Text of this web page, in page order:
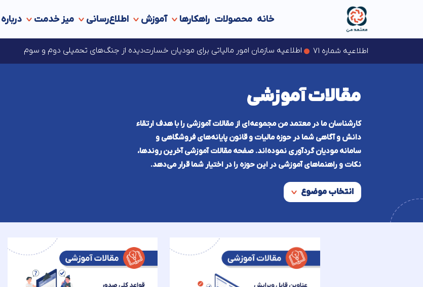
خانه محصولات راهکارها آموزش اطلاع‌رسانی میز خدمت
اخبار سازمان امور مالیاتی
اخبار سازمان امور مالیاتی تمدید مهلت ارایه اظهارنامه‌های مالیاتی در انتظار مجوز مراجع قانونی ذی‌‏صلاح اطلاعیه شماره ۷۱ اطلاعیه سازمان امور مالیاتی برای مودیان خسارت‌دیده از جنگ‌های تحمیلی دوم و سوم
مقالات آموزشی
کارشناسان ما در معتمد من مجموعه‌ای از مقالات آموزشی را با هدف ارتقاء
دانش و آگاهی شما در حوزه مالیات و قانون پایانه‌های فروشگاهی و
سامانه مودیان گردآوری نموده‌اند. صفحه مقالات آموزشی آخرین روند‌ها،
نکات و راهنماهای آموزشی در این حوزه را در اختیار شما قرار می‌دهد.
انتخاب موضوع